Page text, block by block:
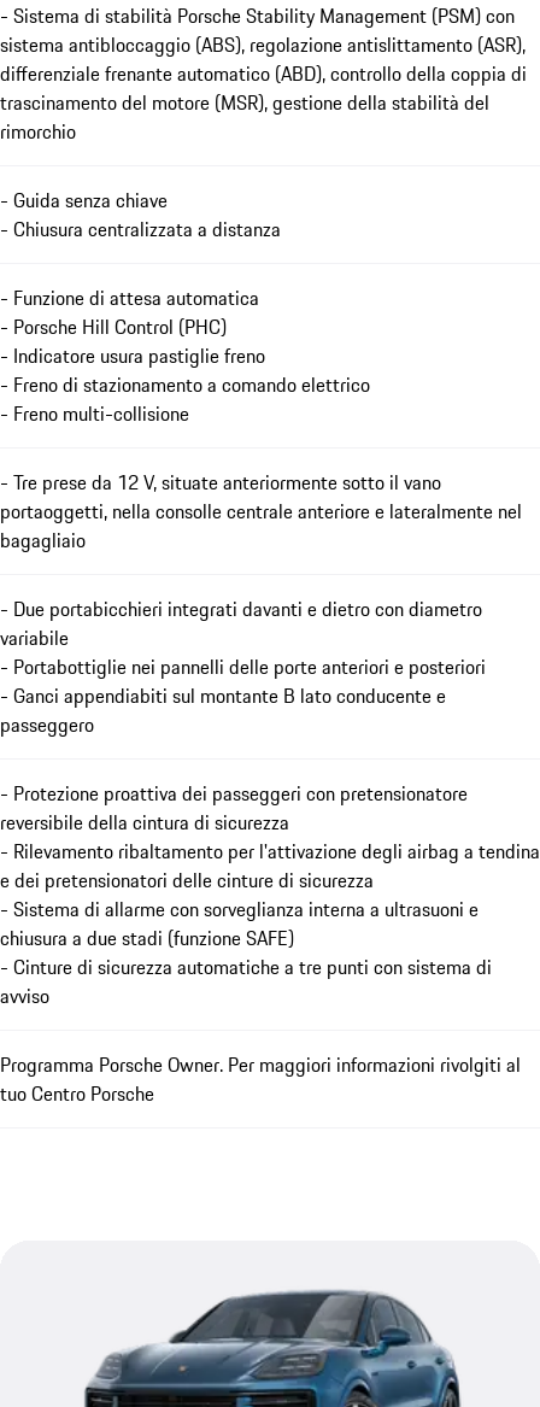
- Sistema di stabilità Porsche Stability Management (PSM) con
sistema antibloccaggio (ABS), regolazione antislittamento (ASR),
differenziale frenante automatico (ABD), controllo della coppia di
trascinamento del motore (MSR), gestione della stabilità del
rimorchio
- Guida senza chiave
- Chiusura centralizzata a distanza
- Funzione di attesa automatica
- Porsche Hill Control (PHC)
- Indicatore usura pastiglie freno
- Freno di stazionamento a comando elettrico
- Freno multi-collisione
- Tre prese da 12 V, situate anteriormente sotto il vano
portaoggetti, nella consolle centrale anteriore e lateralmente nel
bagagliaio
- Due portabicchieri integrati davanti e dietro con diametro
variabile
- Portabottiglie nei pannelli delle porte anteriori e posteriori
- Ganci appendiabiti sul montante B lato conducente e
passeggero
- Protezione proattiva dei passeggeri con pretensionatore
reversibile della cintura di sicurezza
- Rilevamento ribaltamento per l'attivazione degli airbag a tendina
e dei pretensionatori delle cinture di sicurezza
- Sistema di allarme con sorveglianza interna a ultrasuoni e
chiusura a due stadi (funzione SAFE)
- Cinture di sicurezza automatiche a tre punti con sistema di
avviso
Programma Porsche Owner. Per maggiori informazioni rivolgiti al
tuo Centro Porsche